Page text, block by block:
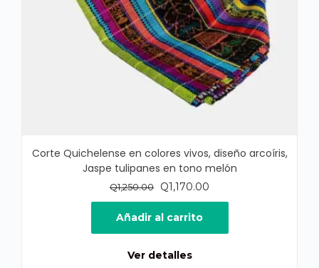
Corte Quichelense en colores vivos, diseño arcoíris,
Jaspe tulipanes en tono melón
Q1,250.00
El
precio
original
era:
Q1,170.00
precio
es:
Añadir al carrito
Ver detalles